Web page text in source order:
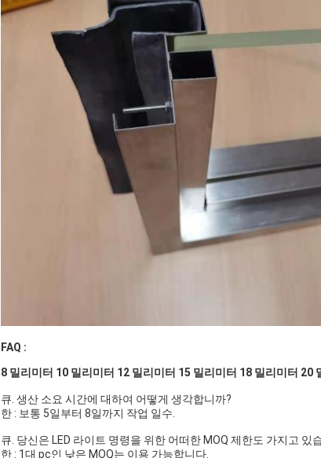
FAQ :
8 밀리미터 10 밀리미터 12 밀리미터 15 밀리미터 18 밀리미터 20
큐. 생산 소요 시간에 대하여 어떻게 생각합니까?
한 : 보통 5일부터 8일까지 작업 일수.
큐. 당신은 LED 라이트 명령을 위한 어떠한 MOQ 제한도 가지고 있
한 : 1대 pc인 낮은 MOQ는 이용 가능합니다.